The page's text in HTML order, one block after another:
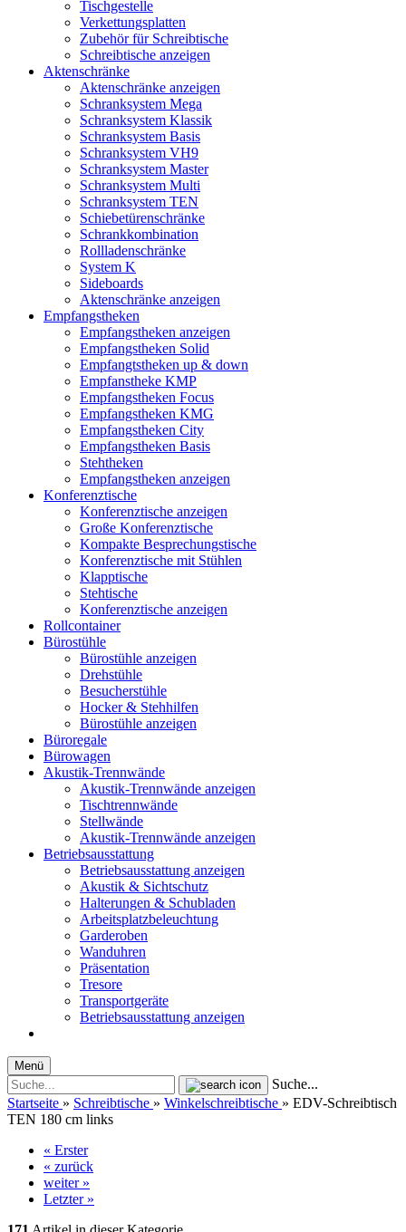
Tischgestelle
Verkettungsplatten
Zubehör für Schreibtische
Schreibtische anzeigen
Aktenschränke
Aktenschränke anzeigen
Schranksystem Mega
Schranksystem Klassik
Schranksystem Basis
Schranksystem VH9
Schranksystem Master
Schranksystem Multi
Schranksystem TEN
Schiebetürenschränke
Schrankkombination
Rollladenschränke
System K
Sideboards
Aktenschränke anzeigen
Empfangstheken
Empfangstheken anzeigen
Empfangstheken Solid
Empfangtstheken up & down
Empfanstheke KMP
Empfangstheken Focus
Empfangstheken KMG
Empfangstheken City
Empfangstheken Basis
Stehtheken
Empfangstheken anzeigen
Konferenztische
Konferenztische anzeigen
Große Konferenztische
Kompakte Besprechungstische
Konferenztische mit Stühlen
Klapptische
Stehtische
Konferenztische anzeigen
Rollcontainer
Bürostühle
Bürostühle anzeigen
Drehstühle
Besucherstühle
Hocker & Stehhilfen
Bürostühle anzeigen
Büroregale
Bürowagen
Akustik-Trennwände
Akustik-Trennwände anzeigen
Tischtrennwände
Stellwände
Akustik-Trennwände anzeigen
Betriebsausstattung
Betriebsausstattung anzeigen
Akustik & Sichtschutz
Halterungen & Schubladen
Arbeitsplatzbeleuchtung
Garderoben
Wanduhren
Präsentation
Tresore
Transportgeräte
Betriebsausstattung anzeigen
Menü
Suche...
Startseite » Schreibtische » Winkelschreibtische » EDV-Schreibtisch
TEN 180 cm links
« Erster
« zurück
weiter »
Letzter »